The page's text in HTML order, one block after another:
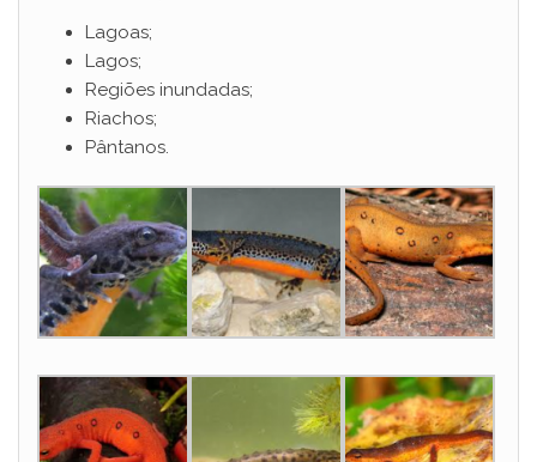
Lagoas;
Lagos;
Regiões inundadas;
Riachos;
Pântanos.